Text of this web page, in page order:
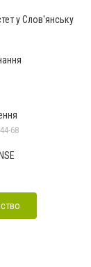
у Слов'янську
68